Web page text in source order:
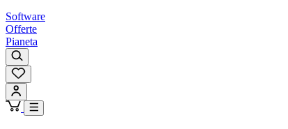
Software
Offerte
Pianeta